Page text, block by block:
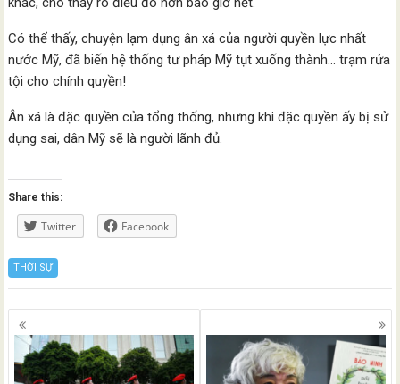
Có thể thấy, chuyện lạm dụng ân xá của người quyền lực nhất
nước Mỹ, đã biến hệ thống tư pháp Mỹ tụt xuống thành… trạm rửa
tội cho chính quyền!
Ân xá là đặc quyền của tổng thống, nhưng khi đặc quyền ấy bị sử
dụng sai, dân Mỹ sẽ là người lãnh đủ.
Share this:
Twitter Facebook
THỜI SỰ
Posts
navigation